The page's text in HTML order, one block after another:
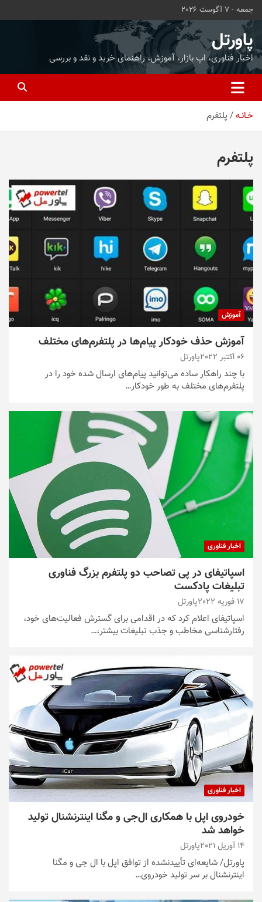
محتوا
بروید
جمعه - 7 آگوست 2026
پاورتل
اخبار فناوری، اپ بازار، آموزش، راهنمای خرید و نقد و بررسی
خـانـه پلتفرم
پلتفرم
آموزش
آموزش حذف خودکار پیام‌ها در پلتفرم‌های مختلف
06 اکتبر 2022 پاورتل
با چند راهکار ساده می‌توانید پیام‌های ارسال شده خود را در
پلتفرم‌های مختلف به طور خودکار…
اخبار فناوری
اسپاتیفای در پی تصاحب دو پلتفرم بزرگ فناوری
تبلیغات پادکست
17 فوریه 2022 پاورتل
اسپاتیفای اعلام کرد که در اقدامی برای گسترش فعالیت‌های خود،
رفتارشناسی مخاطب و جذب تبلیغات بیشتر،…
اخبار فناوری
خودروی اپل با همکاری ال‌جی و مگنا اینترنشنال تولید
خواهد ‌شد
14 آوریل 2021 پاورتل
پاورتل/ شایعه‌ای تأییدنشده از توافق اپل با ال جی و مگنا
اینترنشنال بر سر تولید خودروی…